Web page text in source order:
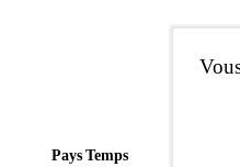
Pays Temps